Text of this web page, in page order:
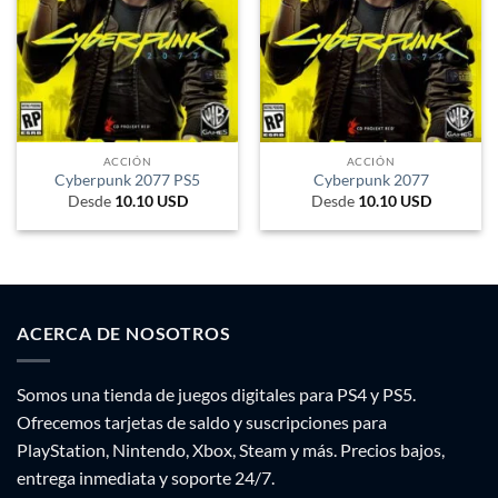
ACCIÓN
Cyberpunk 2077 PS5
Desde 10.10 USD
ACCIÓN
Cyberpunk 2077
Desde 10.10 USD
ACERCA DE NOSOTROS
Somos una tienda de juegos digitales para PS4 y PS5.
Ofrecemos tarjetas de saldo y suscripciones para
PlayStation, Nintendo, Xbox, Steam y más. Precios bajos,
entrega inmediata y soporte 24/7.